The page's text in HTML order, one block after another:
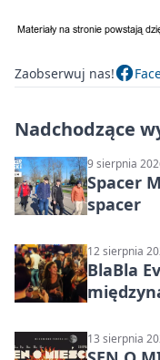
Zaobserwuj nas!
Nadchodzące
9 sierpnia
Spacer
spacer
12 sierpnia
BlaBla
13 sierpnia